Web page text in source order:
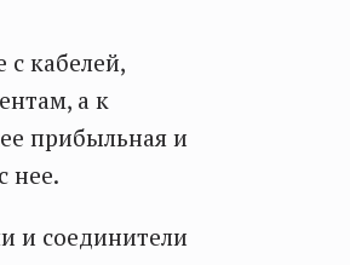
с кабелей,
а к
прибыльная и
нее.
и соединители